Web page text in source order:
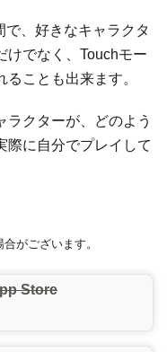
、好きなキャラクタ
けでなく、Touchモー
ことも出来ます。
ラクターが、どのよう
に自分でプレイして
がございます。
Store